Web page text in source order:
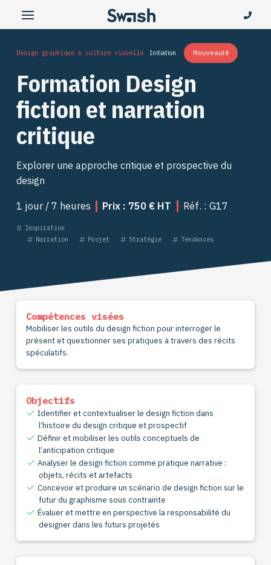
Design graphique & culture visuelle Initiation Nouveauté
Formation Design
fiction et narration
critique
Explorer une approche critique et prospective du
design
1 jour / 7 heures Prix : 750 € HT Réf. : G17
Inspiration
Narration
Projet Stratégie Tendances
Compétences visées
Mobiliser les outils du design fiction pour interroger le
présent et questionner ses pratiques à travers des récits
spéculatifs.
Objectifs
Identifier et contextualiser le design fiction dans
l’histoire du design critique et prospectif
Définir et mobiliser les outils conceptuels de
l’anticipation critique
Analyser le design fiction comme pratique narrative :
objets, récits et artefacts
Concevoir et produire un scénario de design fiction sur le
futur du graphisme sous contrainte
Évaluer et mettre en perspective la responsabilité du
designer dans les futurs projetés